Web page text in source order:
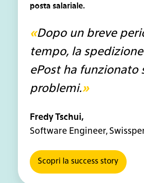
posta salariale.
«Dopo un breve
tempo, la
ePost ha funzionato
problemi.»
Fredy Tschui,
Software Engineer,
Scopri la success story